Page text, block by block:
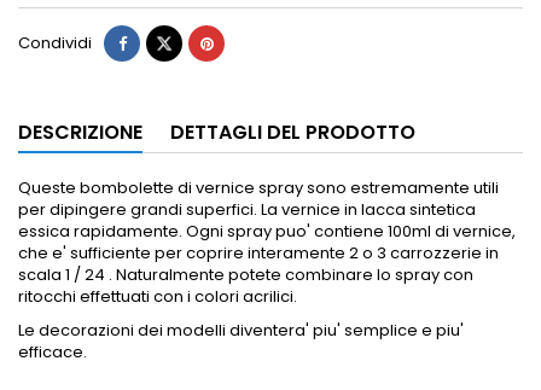
Condividi
DESCRIZIONE DETTAGLI DEL PRODOTTO
Queste bombolette di vernice spray sono estremamente utili
per dipingere grandi superfici. La vernice in lacca sintetica
essica rapidamente. Ogni spray puo' contiene 100ml di vernice,
che e' sufficiente per coprire interamente 2 o 3 carrozzerie in
scala 1 / 24 . Naturalmente potete combinare lo spray con
ritocchi effettuati con i colori acrilici.
Le decorazioni dei modelli diventera' piu' semplice e piu'
efficace.